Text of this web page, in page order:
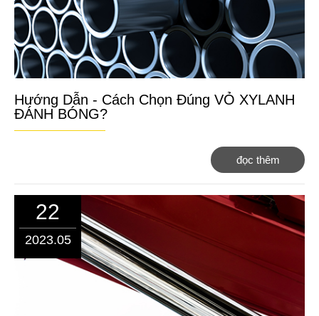
Hướng Dẫn - Cách Chọn Đúng VỎ XYLANH
ĐÁNH BÓNG?
đọc thêm
22
2023.05